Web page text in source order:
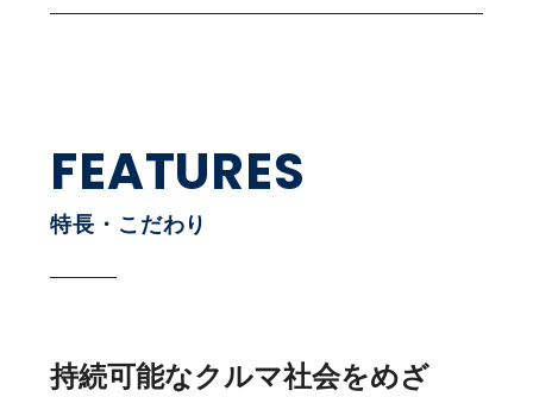
FEATURES
特長・こだわり
持続可能なクルマ社会をめざ